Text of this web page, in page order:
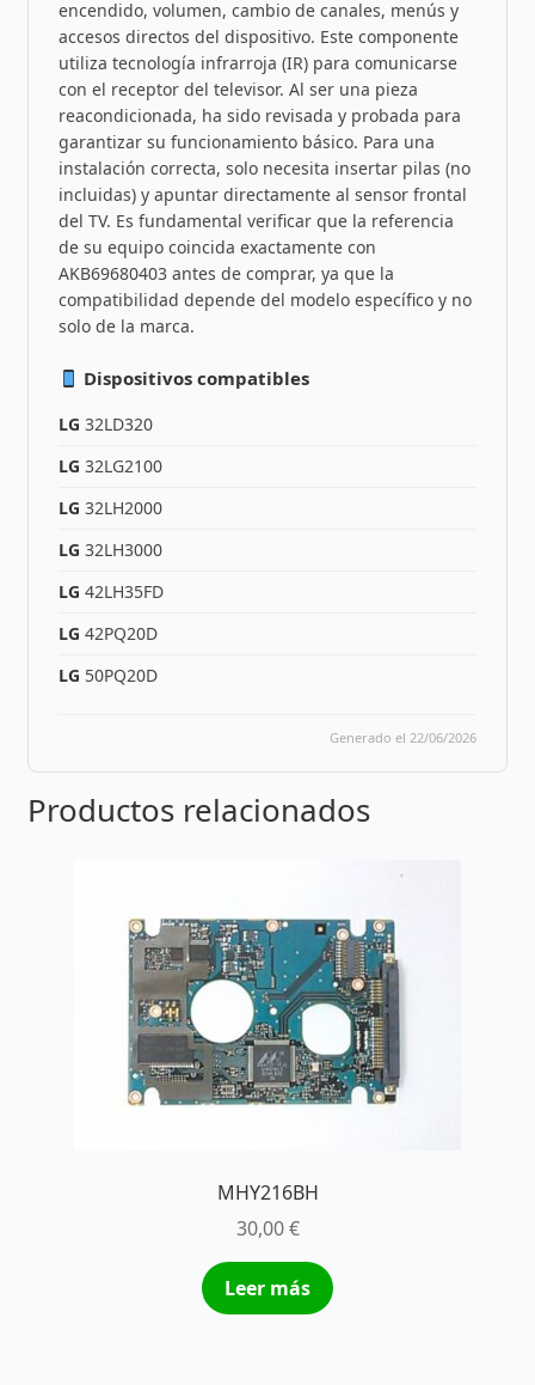
encendido, volumen, cambio de canales, menús y
accesos directos del dispositivo. Este componente
utiliza tecnología infrarroja (IR) para comunicarse
con el receptor del televisor. Al ser una pieza
reacondicionada, ha sido revisada y probada para
garantizar su funcionamiento básico. Para una
instalación correcta, solo necesita insertar pilas (no
incluidas) y apuntar directamente al sensor frontal
del TV. Es fundamental verificar que la referencia
de su equipo coincida exactamente con
AKB69680403 antes de comprar, ya que la
compatibilidad depende del modelo específico y no
solo de la marca.
Dispositivos compatibles
LG 32LD320
LG 32LG2100
LG 32LH2000
LG 32LH3000
LG 42LH35FD
LG 42PQ20D
LG 50PQ20D
Generado el 22/06/2026
Productos relacionados
MHY216BH
30,00€
Leer más